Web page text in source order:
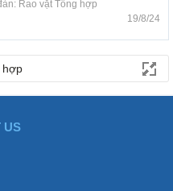
Rao vặt Tổng hợp
19/8/24
hợp
US